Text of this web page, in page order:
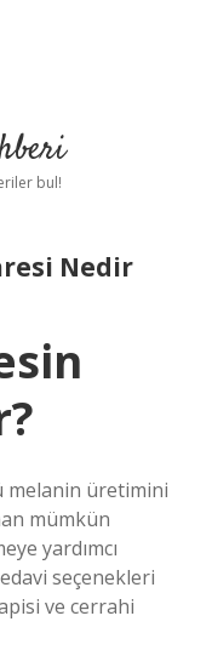
bul!
Nedir
melanin üretimini
mümkün
yardımcı
seçenekleri
ve cerrahi